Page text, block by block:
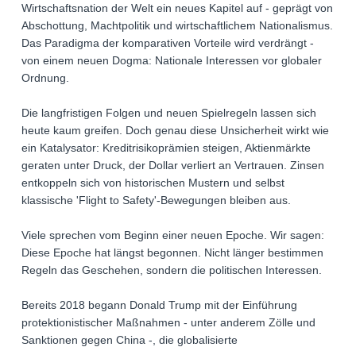
Wirtschaftsnation der Welt ein neues Kapitel auf - geprägt von
Abschottung, Machtpolitik und wirtschaftlichem Nationalismus.
Das Paradigma der komparativen Vorteile wird verdrängt -
von einem neuen Dogma: Nationale Interessen vor globaler
Ordnung.
Die langfristigen Folgen und neuen Spielregeln lassen sich
heute kaum greifen. Doch genau diese Unsicherheit wirkt wie
ein Katalysator: Kreditrisikoprämien steigen, Aktienmärkte
geraten unter Druck, der Dollar verliert an Vertrauen. Zinsen
entkoppeln sich von historischen Mustern und selbst
klassische 'Flight to Safety'-Bewegungen bleiben aus.
Viele sprechen vom Beginn einer neuen Epoche. Wir sagen:
Diese Epoche hat längst begonnen. Nicht länger bestimmen
Regeln das Geschehen, sondern die politischen Interessen.
Bereits 2018 begann Donald Trump mit der Einführung
protektionistischer Maßnahmen - unter anderem Zölle und
Sanktionen gegen China -, die globalisierte